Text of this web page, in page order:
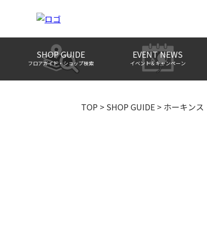
SHOP GUIDE
フロアガイド・ショップ検索
EVENT NEWS
イベント＆キャンペーン
TOP > SHOP GUIDE > ホーキンス